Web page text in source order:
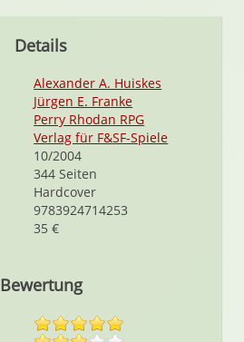
Details
Alexander A. Huiskes
Jürgen E. Franke
Perry Rhodan RPG
Verlag für F&SF-Spiele
10/2004
344 Seiten
Hardcover
9783924714253
35 €
Bewertung